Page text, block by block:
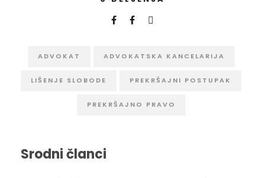
ADVOKAT ADVOKATSKA KANCELARIJA
LIŠENJE SLOBODE PREKRŠAJNI POSTUPAK
PREKRŠAJNO PRAVO
Srodni članci